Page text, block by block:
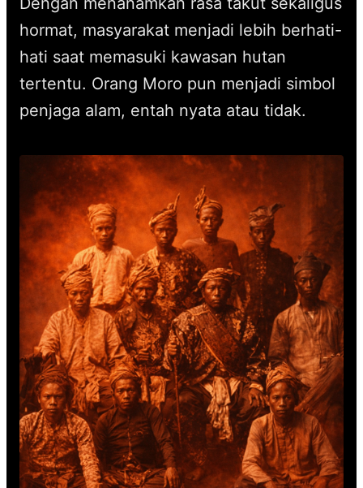
hormat, masyarakat menjadi lebih berhati-
hati saat memasuki kawasan hutan
tertentu. Orang Moro pun menjadi simbol
penjaga alam, entah nyata atau tidak.